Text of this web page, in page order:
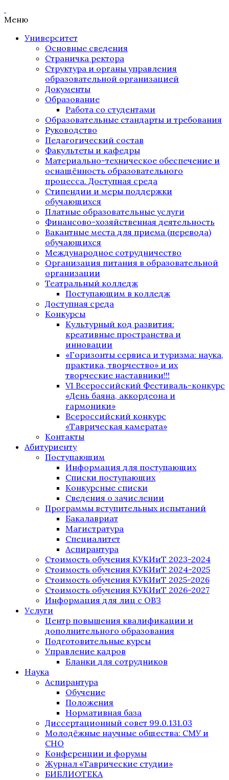
Меню
Университет
Основные сведения
Страничка ректора
Структура и органы управления
образовательной организацией
Документы
Образование
Работа со студентами
Образовательные стандарты и требования
Руководство
Педагогический состав
Факультеты и кафедры
Материально-техническое обеспечение и
оснащённость образовательного
процесса. Доступная среда
Стипендии и меры поддержки
обучающихся
Платные образовательные услуги
Финансово-хозяйственная деятельность
Вакантные места для приема (перевода)
обучающихся
Международное сотрудничество
Организация питания в образовательной
организации
Театральный колледж
Поступающим в колледж
Доступная среда
Конкурсы
Культурный код развития:
креативные пространства и
инновации
«Горизонты сервиса и туризма: наука,
практика, творчество» и их
творческие наставники!!!
VI Всероссийский Фестиваль-конкурс
«День баяна, аккордеона и
гармоники»
Всероссийский конкурс
«Таврическая камерата»
Контакты
Абитуриенту
Поступающим
Информация для поступающих
Списки поступающих
Конкурсные списки
Сведения о зачислении
Программы вступительных испытаний
Бакалавриат
Магистратура
Специалитет
Аспирантура
Стоимость обучения КУКИиТ 2023-2024
Стоимость обучения КУКИиТ 2024-2025
Стоимость обучения КУКИиТ 2025-2026
Стоимость обучения КУКИиТ 2026-2027
Информация для лиц с ОВЗ
Услуги
Центр повышения квалификации и
дополнительного образования
Подготовительные курсы
Управление кадров
Бланки для сотрудников
Наука
Аспирантура
Обучение
Положения
Нормативная база
Диссертационный совет 99.0.131.03
Молодёжные научные общества: СМУ и
СНО
Конференции и форумы
Журнал «Таврические студии»
БИБЛИОТЕКА